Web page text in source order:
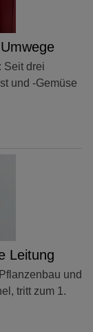
Seit drei
und -Gemüse
Leitung
und
tritt zum 1.